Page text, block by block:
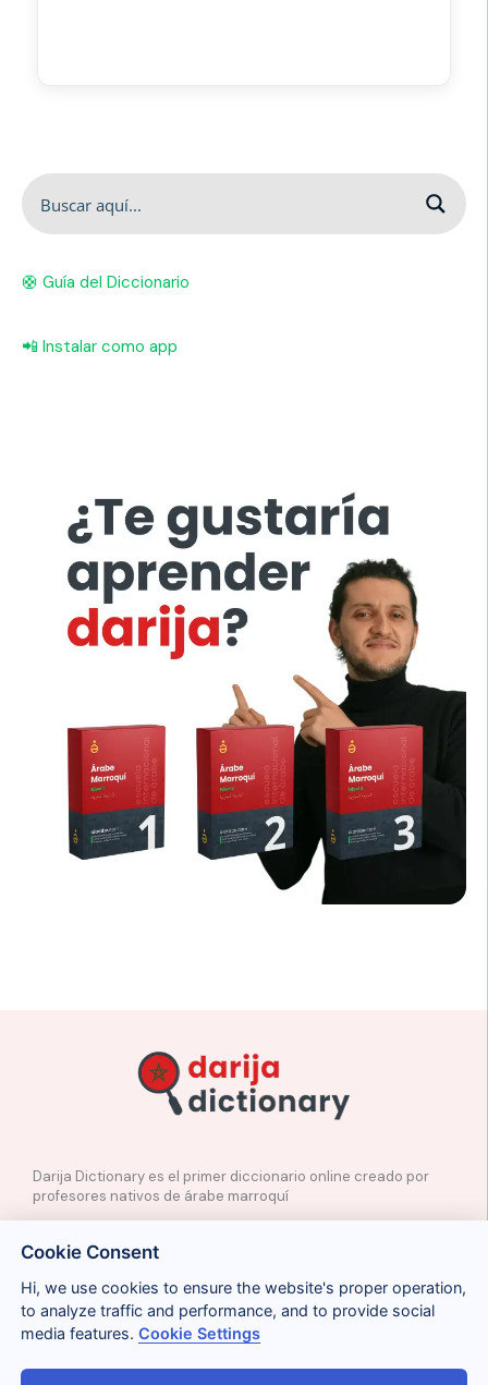
🛟 Guía del Diccionario
📲 Instalar como app
Darija Dictionary es el primer diccionario online creado por
profesores nativos de árabe marroquí
✉️ Contacto
📲Redes Sociales
🤝🏼Proponer palabras
Legal Cookies Privacidad Condiciones
Cookie Consent
Hi, we use cookies to ensure the website's proper operation,
to analyze traffic and performance, and to provide social
media features.Cookie Settings